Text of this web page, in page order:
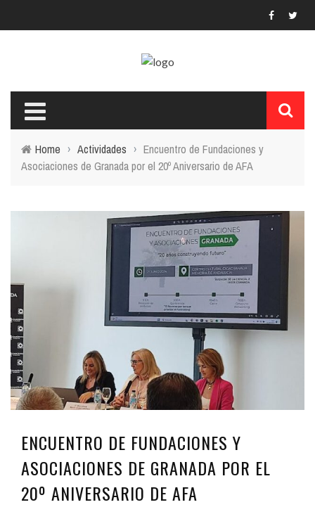
Home › Actividades › Encuentro de Fundaciones y
Asociaciones de Granada por el 20º Aniversario de AFA
ENCUENTRO DE FUNDACIONES Y
ASOCIACIONES DE GRANADA POR EL
20º ANIVERSARIO DE AFA